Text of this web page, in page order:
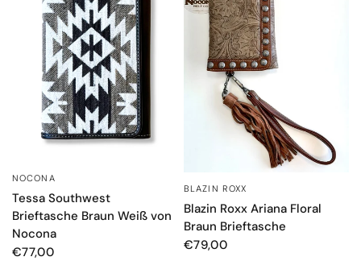
NOCONA
Tessa Southwest
Brieftasche Braun Weiß von
Nocona
€77,00
SCHNELLANSICHT
BLAZIN ROXX
Blazin Roxx Ariana Floral
Braun Brieftasche
€79,00